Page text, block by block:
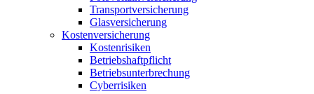
Transportversicherung
Glasversicherung
Kostenversicherung
Kostenrisiken
Betriebshaftpflicht
Betriebsunterbrechung
Cyberrisiken